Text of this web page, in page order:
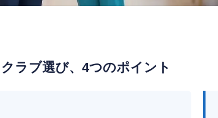
ラブ選び、4つのポイント